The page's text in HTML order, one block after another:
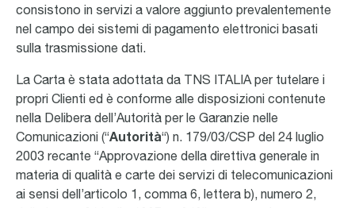
consistono in servizi a valore aggiunto prevalentemente
nel campo dei sistemi di pagamento elettronici basati
sulla trasmissione dati.
La Carta è stata adottata da TNS ITALIA per tutelare i
propri Clienti ed è conforme alle disposizioni contenute
nella Delibera dell’Autorità per le Garanzie nelle
Comunicazioni (“Autorità“) n. 179/03/CSP del 24 luglio
2003 recante “Approvazione della direttiva generale in
materia di qualità e carte dei servizi di telecomunicazioni
ai sensi dell’articolo 1, comma 6, lettera b), numero 2,